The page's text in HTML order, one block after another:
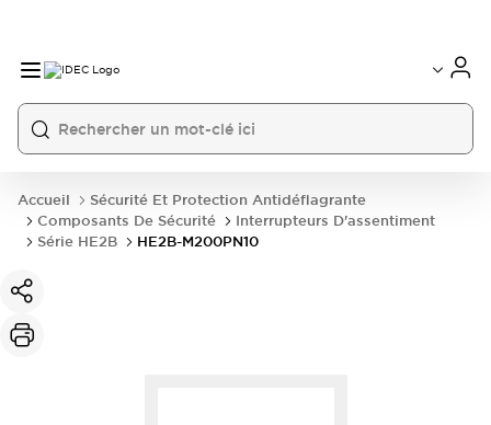
Accueil
Sécurité Et Protection Antidéflagrante
Composants De Sécurité
Interrupteurs D'assentiment
Série HE2B
HE2B-M200PN10